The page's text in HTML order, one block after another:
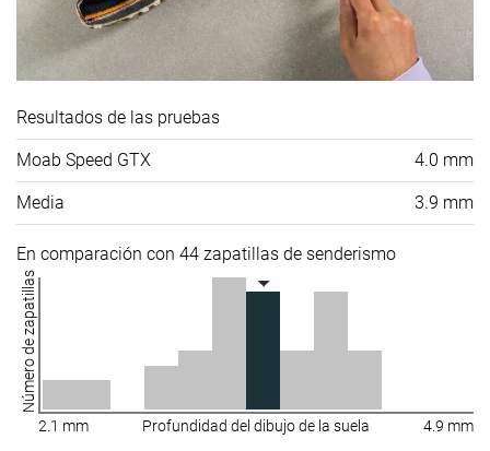
Resultados de las pruebas
Moab Speed GTX 4.0 mm
Media 3.9 mm
En comparación con 44 zapatillas de senderismo
Número de zapatillas
2.1 mm Profundidad del dibujo de la suela 4.9 mm